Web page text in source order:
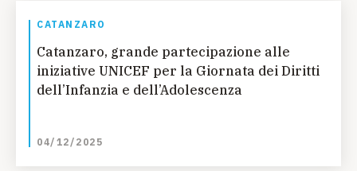
CATANZARO
Catanzaro, grande partecipazione alle
iniziative UNICEF per la Giornata dei Diritti
dell’Infanzia e dell’Adolescenza
04/12/2025